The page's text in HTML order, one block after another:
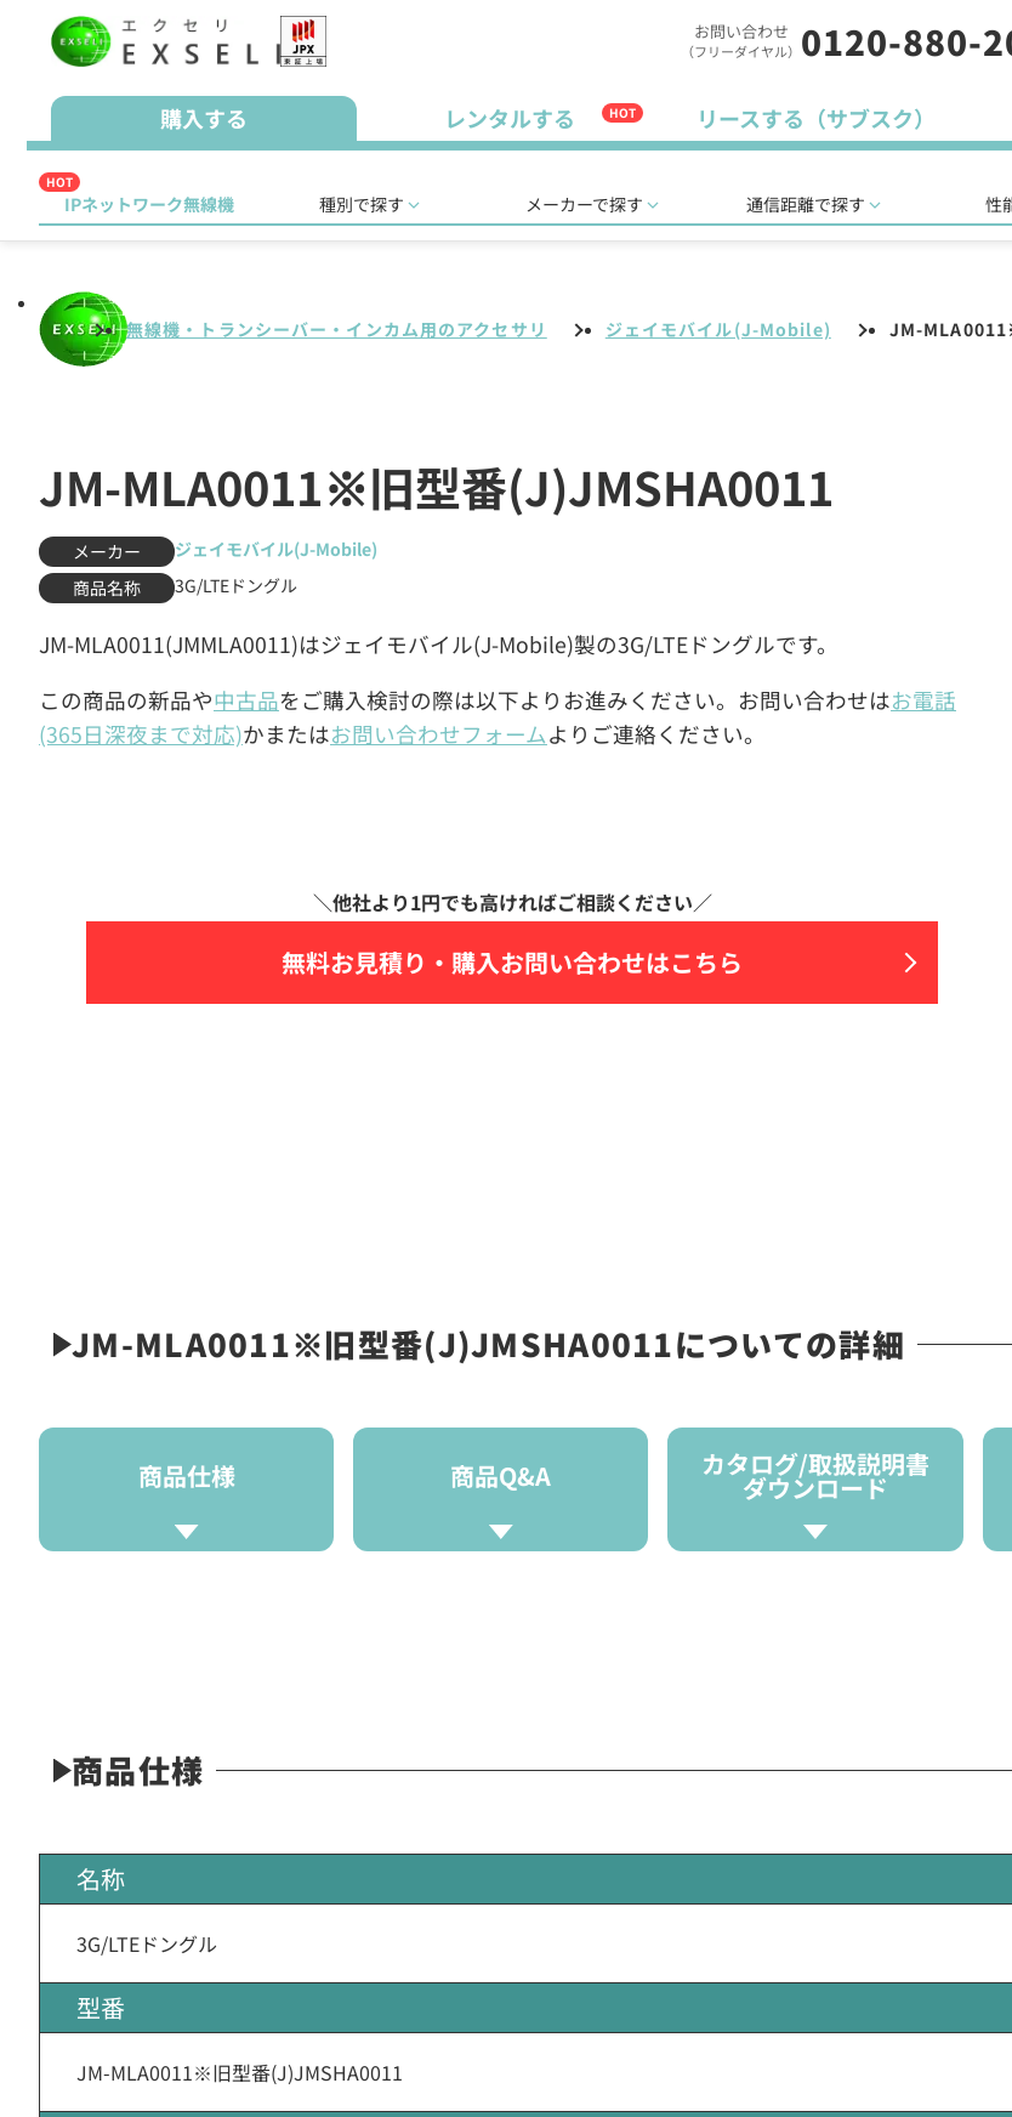
お問い合わせ
（フリーダイヤル） 0120-880-
購入する レンタルする HOT リースする（サブスク）
HOT
IPネットワーク無線機 種別で探す メーカーで探す 通信距離で探す 性
無線機・トランシーバー・インカム用のアクセサリ ジェイモバイル(J-Mobile) JM-
JM-MLA0011※旧型番(J)JMSHA0011
メーカー
ジェイモバイル(J-Mobile)
商品名称
3G/LTEドングル
JM-MLA0011(JMMLA0011)はジェイモバイル(J-Mobile)製の3G/LTEドングルです。
この商品の新品や中古品をご購入検討の際は以下よりお進みください。お問い合わせはお電話
(365日深夜まで対応)かまたはお問い合わせフォームよりご連絡ください。
無料お見積り・ 購入お問い合わせはこちら
JM-MLA0011※旧型番(J)JMSHA0011についての詳細
商品仕様 商品Q&A カタログ/取扱説明書
ダウンロード
商品仕様
名称
3G/LTEドングル
型番
JM-MLA0011※旧型番(J)JMSHA0011